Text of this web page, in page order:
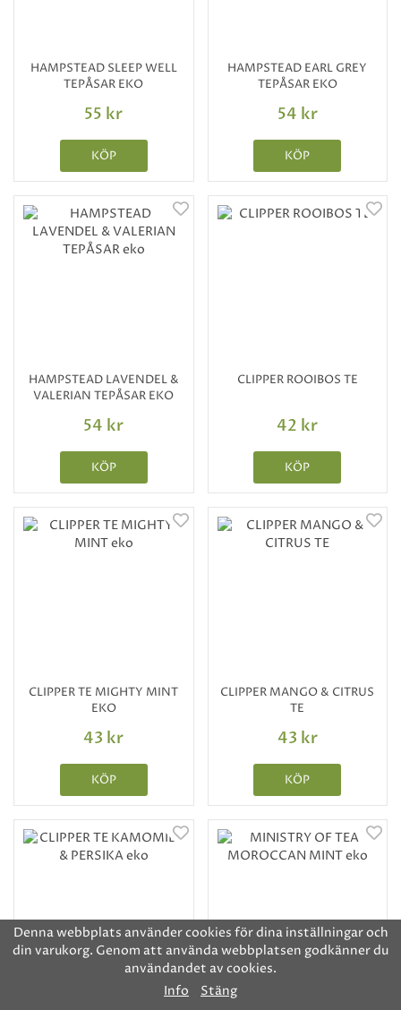
HAMPSTEAD SLEEP WELL
TEPÅSAR EKO
55 kr
KÖP
HAMPSTEAD EARL GREY
TEPÅSAR EKO
54 kr
KÖP
HAMPSTEAD LAVENDEL &
VALERIAN TEPÅSAR EKO
54 kr
KÖP
CLIPPER ROOIBOS TE
42 kr
KÖP
CLIPPER TE MIGHTY MINT
EKO
43 kr
KÖP
CLIPPER MANGO & CITRUS
TE
43 kr
KÖP
Denna webbplats använder cookies för dina inställningar och
din varukorg. Genom att använda webbplatsen godkänner du
användandet av cookies.
Info
Stäng